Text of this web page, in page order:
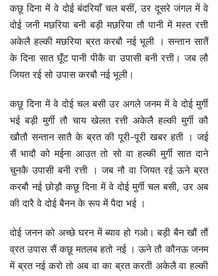
कछू दिना में वे दोई बंदरियाँ चल बसीं, उर दूसरे जंगल में वे
दोई जनी मछरिया बनी बड़ी मछरिया तौ पानी में मस्त रत्ती
अकेलै हल्की मछरिया ब्रत करबौ नई भूली । सन्तान सातैं
के दिना सात घूँट पानी पीकै वा उपासी बनी रत्ती। जब लौ
जियत रई सो उपास करबौ नई भूली।
कछू दिना में वे दोई चल बसी उर अगले जनम में वे दोई मुर्गी
भई बड़ी मुर्गी तौ चाय खेलत रत्ती अकेलै हल्की मुर्गी कौ
खौतौ सन्तान सातै के ब्रत की पूरी-पूरी खबर हती । जई
सैं भादौ को मईना आउत तो सो वा हल्की मुर्गी सात दाने
चुनकै उपासी बनी रत्ती । जब नौ वा जियत रई ऊने ब्रत
करबौ नई छोड़ौ कछू दिना में वे दोई मुर्गी चल बसी, उर अब
की दारै वे दोई बैनन के रूप में पैदा भई ।
दोई जनन को अच्छे घरन में ब्याव हो गओ। बड़ी बैन खौं तौं
व्रत उपास सैं कछू मतलब हतो नई । ऊने तौ कौनऊ जनम
में ब्रत नई करो तो अब वा का ब्रत करती अकेलै वा हल्की